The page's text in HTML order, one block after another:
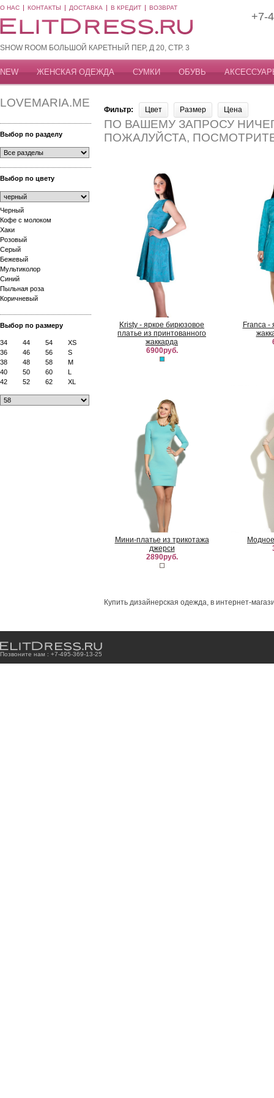
О НАС КОНТАКТЫ ДОСТАВКА В КРЕДИТ ВОЗВРАТ
SHOW ROOM БОЛЬШОЙ КАРЕТНЫЙ ПЕР, Д 20, СТР. 3
+7-
NEW ЖЕНСКАЯ ОДЕЖДА СУМКИ ОБУВЬ
LOVEMARIA.ME
Выбор по разделу
Выбор по цвету
Черный
Кофе с молоком
Хаки
Розовый
Серый
Бежевый
Мультиколор
Синий
Пыльная роза
Коричневый
Выбор по размеру
34 44 54
XS
36
46 56
S
38
48 58
M
40
50 60
L
42
52 62 XL
Фильтр: Цвет Размер Цена
ПО ВАШЕМУ ЗАПРОСУ
ПОЖАЛУЙСТА,
Kristy - яркое бирюзовое
платье из принтованного
жаккарда
6900руб.
Franca -
Мини-платье из трикотажа
джерси
2890руб.
Купить дизайнерская одежда, в интернет-
Позвоните нам : +7-495-369-13-25